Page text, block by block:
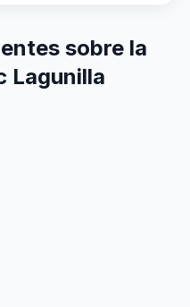
sobre la
Lagunilla